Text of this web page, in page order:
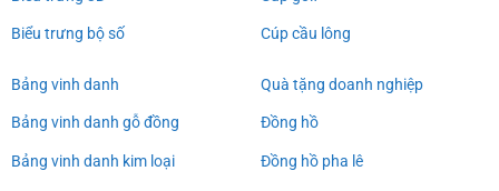
Biểu trưng bộ số Cúp cầu lông
Bảng vinh danh
Bảng vinh danh gỗ đồng
Bảng vinh danh kim loại
Quà tặng doanh nghiệp
Đồng hồ
Đồng hồ pha lê